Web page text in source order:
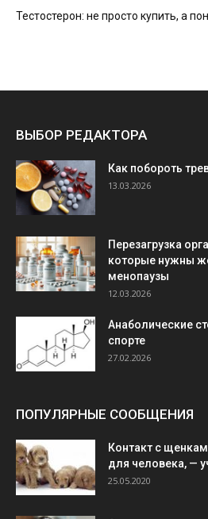
Тестостерон: не просто купить, а
ВЫБОР РЕДАКТОРА
Как побороть
13.03.2026
Перезагрузка
которые нужны
менопаузы
12.03.2026
Анаболические
спорте
27.02.2026
ПОПУЛЯРНЫЕ СООБЩЕНИЯ
Контакт с
для человека, —
25.05.2020